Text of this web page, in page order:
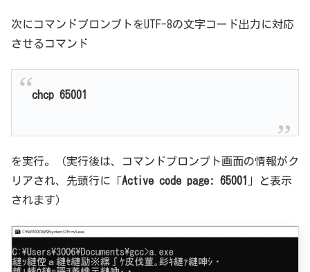
次にコマンドプロンプトをUTF-8の文字コード出力に対応
させるコマンド
chcp 65001
を実行。（実行後は、コマンドプロンプト画面の情報がク
リアされ、先頭行に「Active code page: 65001 」と表示
されます）